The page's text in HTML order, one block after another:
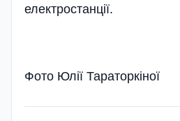
електростанції.
Фото Юлії Тараторкіної